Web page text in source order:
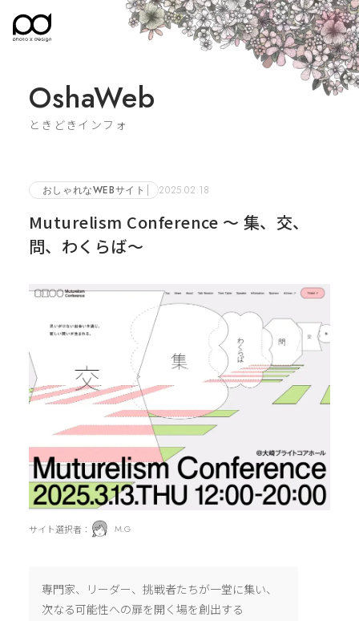
OshaWeb
ときどきインフォ
おしゃれなWEBサイト 2025.02.18
Muturelism Conference 〜 集、交、
問、わくらば〜
サイト選択者： M.G
専門家、リーダー、挑戦者たちが一堂に集い、
次なる可能性への扉を開く場を創出する